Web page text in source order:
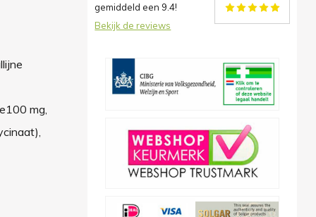
mg,
gemiddeld een 9.4!
Bekijk de reviews